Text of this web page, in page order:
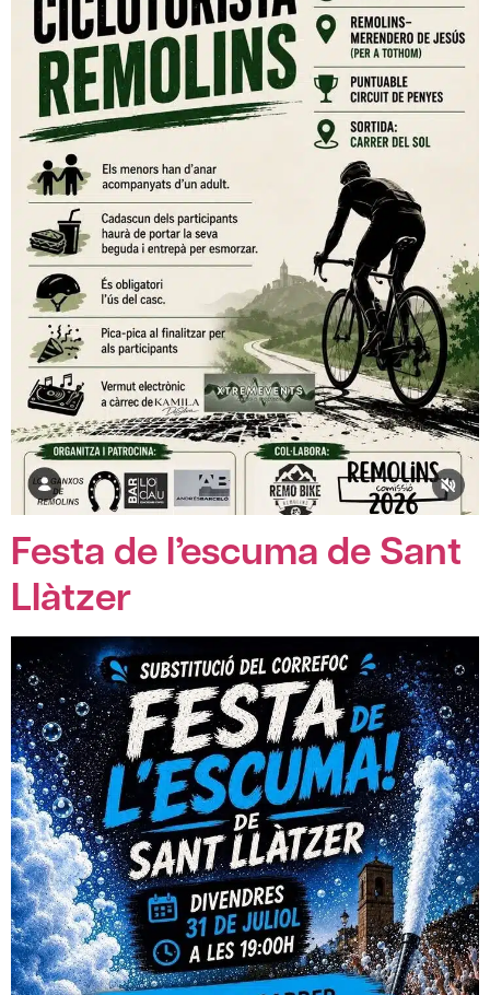
Festa de l’escuma de Sant
Llàtzer